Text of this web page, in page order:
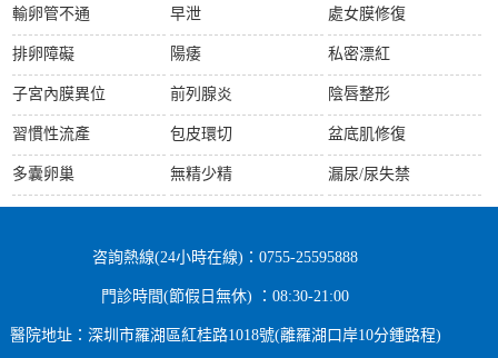
輸卵管不通
排卵障礙
子宮內膜異位
習慣性流產
多囊卵巢
早泄
陽痿
前列腺炎
包皮環切
無精少精
處女膜修復
私密漂紅
陰唇整形
盆底肌修復
漏尿/尿失禁
咨詢熱線(24小時在線)：0755-25595888
門診時間(節假日無休) ：08:30-21:00
醫院地址：深圳市羅湖區紅桂路1018號(離羅湖口岸10分鍾路程)